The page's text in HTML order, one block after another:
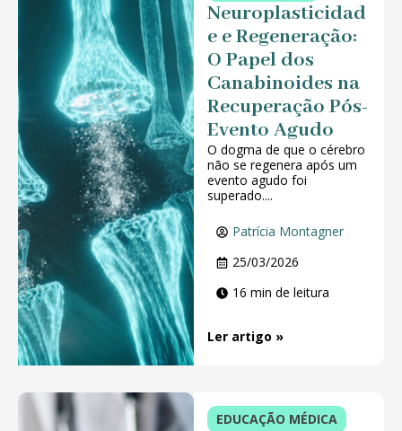
Neuroplasticidad
e e Regeneração:
O Papel dos
Canabinoides na
Recuperação Pós-
Evento Agudo
O dogma de que o cérebro
não se regenera após um
evento agudo foi
superado....
Patrícia Montagner
25/03/2026
16 min de leitura
Ler artigo »
EDUCAÇÃO MÉDICA